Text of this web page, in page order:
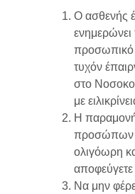
Ο ασθενής
ενημερώνει
προσωπικό
τυχόν
στο
με
Η
προσώπων
ολιγόωρη
αποφεύγετε
Να μην